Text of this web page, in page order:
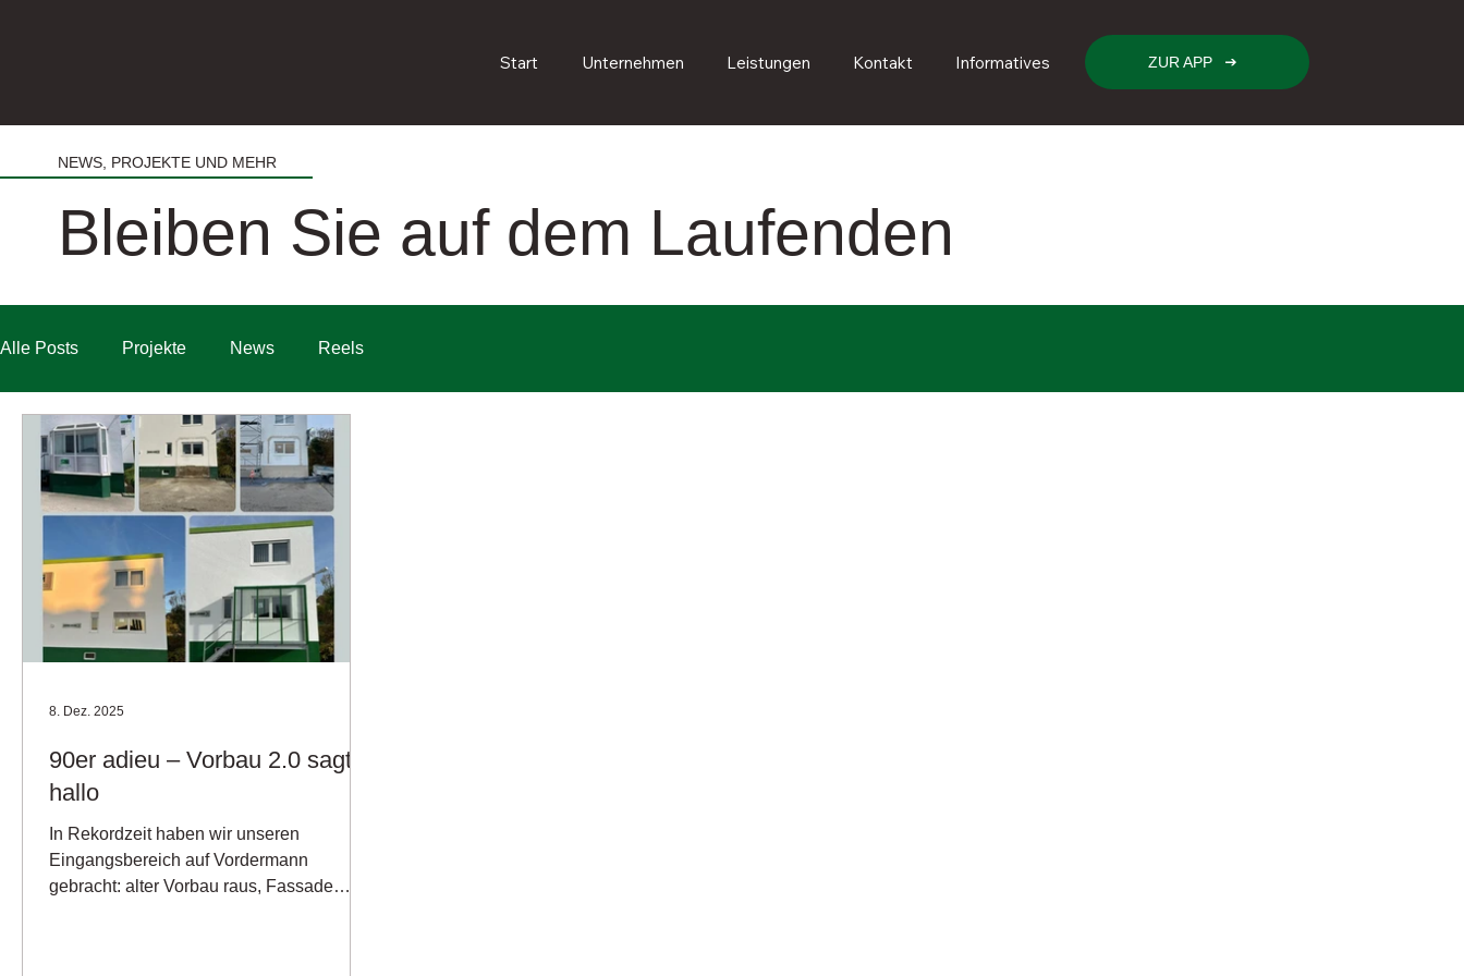
Start Unternehmen Leistungen Kontakt Informatives ZUR APP
NEWS, PROJEKTE UND MEHR
Bleiben Sie auf dem Laufenden
Alle Posts Projekte News Reels
90er adieu – Vorbau 2.0 sagt
hallo
In Rekordzeit haben wir unseren
Eingangsbereich auf Vordermann
gebracht: alter Vorbau raus, Fassade
8. Dez. 2025